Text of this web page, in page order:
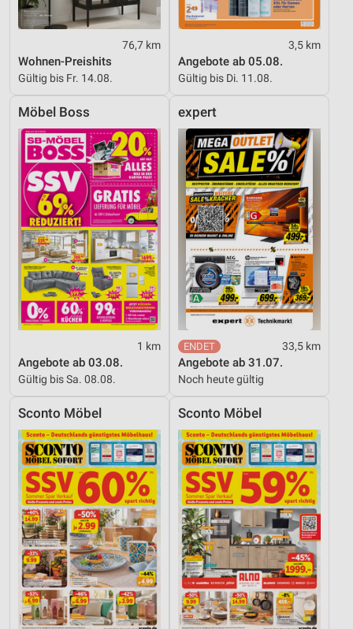
76,7 km
Wohnen-Preishits
Gültig bis Fr. 14.08.
3,5 km
Angebote ab 05.08.
Gültig bis Di. 11.08.
Möbel Boss
1 km
Angebote ab 03.08.
Gültig bis Sa. 08.08.
expert
33,5 km
Angebote ab 31.07.
Noch heute gültig
Sconto Möbel Sconto Möbel